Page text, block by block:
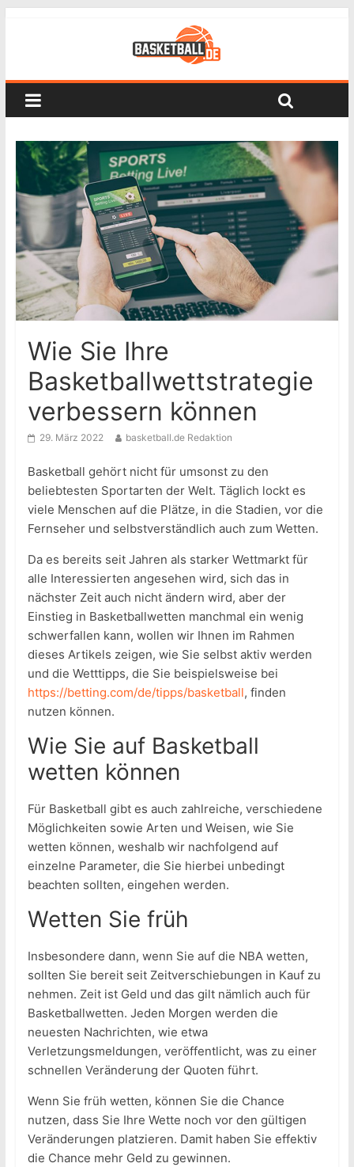
Wie Sie Ihre
Basketballwettstrategie
verbessern können
29. März 2022 basketball.de Redaktion
Basketball gehört nicht für umsonst zu den
beliebtesten Sportarten der Welt. Täglich lockt es
viele Menschen auf die Plätze, in die Stadien, vor die
Fernseher und selbstverständlich auch zum Wetten.
Da es bereits seit Jahren als starker Wettmarkt für
alle Interessierten angesehen wird, sich das in
nächster Zeit auch nicht ändern wird, aber der
Einstieg in Basketballwetten manchmal ein wenig
schwerfallen kann, wollen wir Ihnen im Rahmen
dieses Artikels zeigen, wie Sie selbst aktiv werden
und die Wetttipps, die Sie beispielsweise bei
https://betting.com/de/tipps/basketball, finden
nutzen können.
Wie Sie auf Basketball
wetten können
Für Basketball gibt es auch zahlreiche, verschiedene
Möglichkeiten sowie Arten und Weisen, wie Sie
wetten können, weshalb wir nachfolgend auf
einzelne Parameter, die Sie hierbei unbedingt
beachten sollten, eingehen werden.
Wetten Sie früh
Insbesondere dann, wenn Sie auf die NBA wetten,
sollten Sie bereit seit Zeitverschiebungen in Kauf zu
nehmen. Zeit ist Geld und das gilt nämlich auch für
Basketballwetten. Jeden Morgen werden die
neuesten Nachrichten, wie etwa
Verletzungsmeldungen, veröffentlicht, was zu einer
schnellen Veränderung der Quoten führt.
Wenn Sie früh wetten, können Sie die Chance
nutzen, dass Sie Ihre Wette noch vor den gültigen
Veränderungen platzieren. Damit haben Sie effektiv
die Chance mehr Geld zu gewinnen.